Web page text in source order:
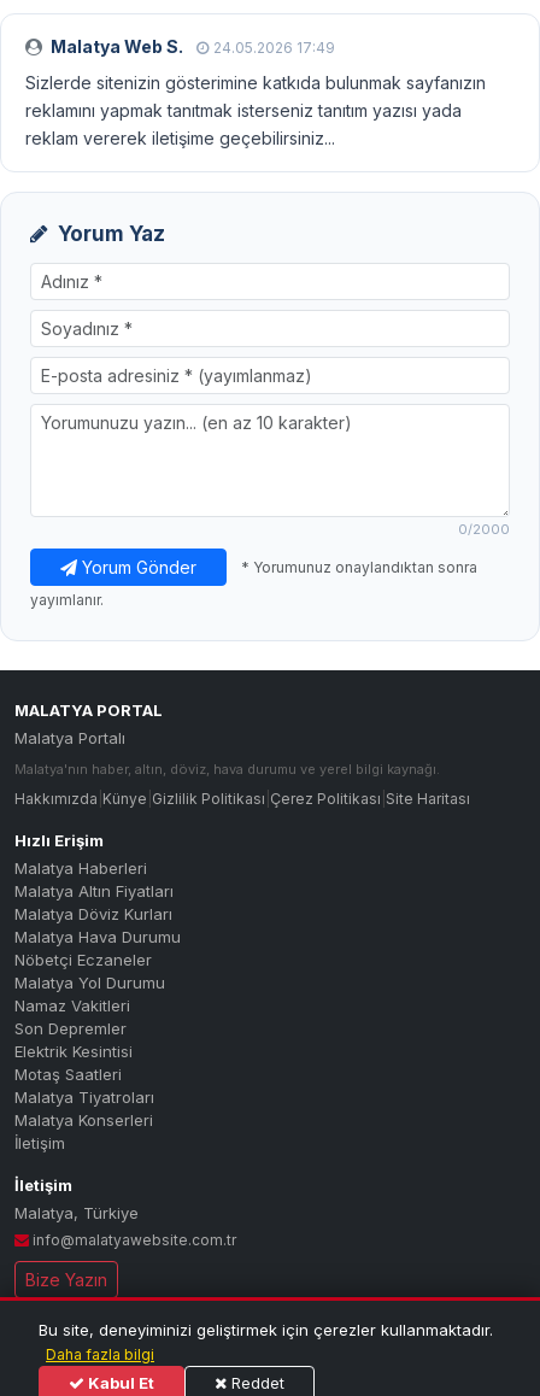
Malatya Web S. 24.05.2026 17:49
Sizlerde sitenizin gösterimine katkıda bulunmak sayfanızın
reklamını yapmak tanıtmak isterseniz tanıtım yazısı yada
reklam vererek iletişime geçebilirsiniz...
Yorum Yaz
0/2000
Yorum Gönder
* Yorumunuz onaylandıktan sonra
yayımlanır.
MALATYA PORTAL
Malatya Portalı
Malatya'nın haber, altın, döviz, hava durumu ve yerel bilgi kaynağı.
Hakkımızda Künye Gizlilik Politikası Çerez Politikası Site Haritası
Hızlı Erişim
Malatya Haberleri
Malatya Altın Fiyatları
Malatya Döviz Kurları
Malatya Hava Durumu
Nöbetçi Eczaneler
Malatya Yol Durumu
Namaz Vakitleri
Son Depremler
Elektrik Kesintisi
Motaş Saatleri
Malatya Tiyatroları
Malatya Konserleri
İletişim
İletişim
Malatya, Türkiye
info@malatyawebsite.com.tr
Bize Yazın
© 2026 MALATYA PORTAL — Tüm hakları saklıdır.
haber ve bilgi portalı
Bu site, deneyiminizi geliştirmek için çerezler kullanmaktadır.
Daha fazla bilgi
Kabul Et Reddet